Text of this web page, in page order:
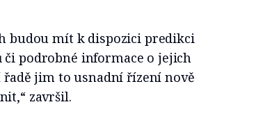
budou mít k dispozici predikci
podrobné informace o jejich
jim to usnadní řízení nově
završil.